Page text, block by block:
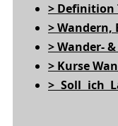
> Definition
> Wandern,
> Wander-
> Kurse
> Soll ich